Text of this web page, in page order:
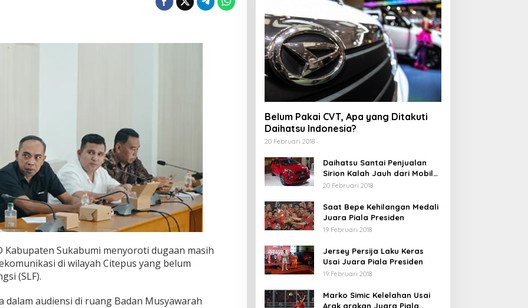
Kabupaten Sukabumi menyoroti dugaan masih
di wilayah Citepus yang belum
(SLF).
audiensi di ruang Badan Musyawarah
k
:
Belum Pakai CVT, Apa yang Ditakuti
Daihatsu Indonesia?
20 Februari 2018
Daihatsu Santai Penjualan
Sirion Kalah Jauh dari Mobil
LCGC
20 Februari 2018
Saat Bepe Kehilangan Medali
Juara Piala Presiden
19 Februari 2018
Jersey Persija Laku Keras
Usai Juara Piala Presiden
19 Februari 2018
Marko Simic Kelelahan Usai
Arak arakan Juara Piala